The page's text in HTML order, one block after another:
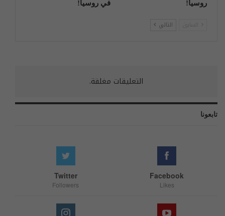
روسیا!
في روسيا!
التالي
التعليقات مغلقة.
تابعونا
Facebook
Likes
Twitter
Followers